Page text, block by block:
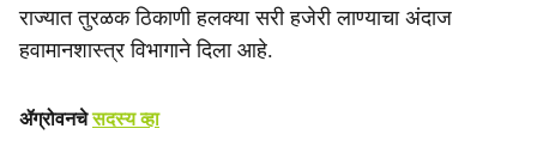
l
h
राज्यात तुरळक ठिकाणी हलक्या सरी हजेरी लाण्याचा अंदाज
हवामानशास्त्र विभागाने दिला आहे.
ॲग्रोवनचेसदस्य व्हा